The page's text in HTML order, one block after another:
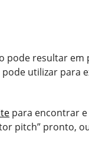
pode resultar em
utilizar para
para encontrar
pitch” pronto,